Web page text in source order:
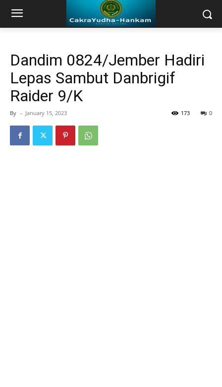
Dandim 0824/Jember Hadiri
Lepas Sambut Danbrigif
Raider 9/K
By - January 15, 2023 0
173